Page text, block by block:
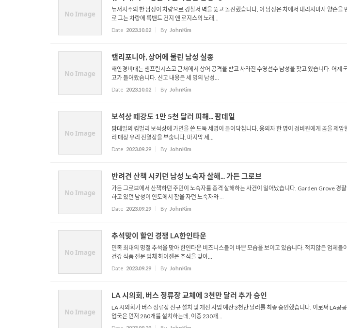
No Image
뉴저지주의 한 남성이 차량으로 경찰서 벽을 뚫고 돌진했습니다. 이 남성은 차에서 내리자마자 양손
로 그는 차량에 록밴드 건지 앤 로지스의 노래...
Date 2023.10.02 By JohnKim
No Image
캘리포니아, 상어에 물린 남성 실종
해안경비대는 샌프란시스코 근처에서 상어 공격을 받고 사라진 수영선수 남성을 찾고 있습니다. 어
고가 들어왔습니다. 신고 내용은 세 명의 남성...
Date 2023.10.02 By JohnKim
No Image
보석상 떼강도 1만 5천 달러 피해... 팜데일
팜데일의 킴벌리 보석상에 가면을 쓴 도둑 세명이 들이닥칩니다. 용의자 한 명이 경비원에게 곰을 제
러 매장 유리 진열장을 부숩니다. 마지막 세...
Date 2023.09.29 By JohnKim
No Image
반려견 산책 시키던 남성 노숙자 살해... 가든 그로브
가든 그로브에서 산책하던 주민이 노숙자를 총격 살해하는 사건이 일어났습니다. Garden Grove 경
하고 있던 남성이 인도에서 잠을 자던 노숙자와 ...
Date 2023.09.29 By JohnKim
No Image
추석맞이 할인 경쟁 LA한인타운
민족 최대의 명절 추석을 맞아 한인타운 비즈니스들이 바쁜 모습을 보이고 있습니다. 적지않은 업체
건강 식품 전문 업체 하이젠은 추석을 맞아...
Date 2023.09.29 By JohnKim
No Image
LA 시의회, 버스 정류장 교체에 3천만 달러 추가 승인
LA 시의회가 버스 정류장 신규 설치 및 개선 사업 예산 3천만 달러를 최종 승인했습니다. 이로써 LA
업국은 먼저 280개를 설치하는데, 이중 230개...